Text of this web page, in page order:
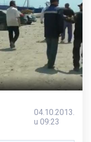
04.10.2013.
u 09:23